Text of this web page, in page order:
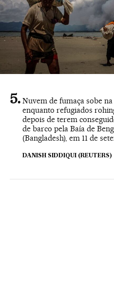
Nuvem de fumaça sobe
enquanto refugiados
depois de terem
de barco pela Baía de
(Bangladesh), em 11 de
DANISH SIDDIQUI (REUTERS)